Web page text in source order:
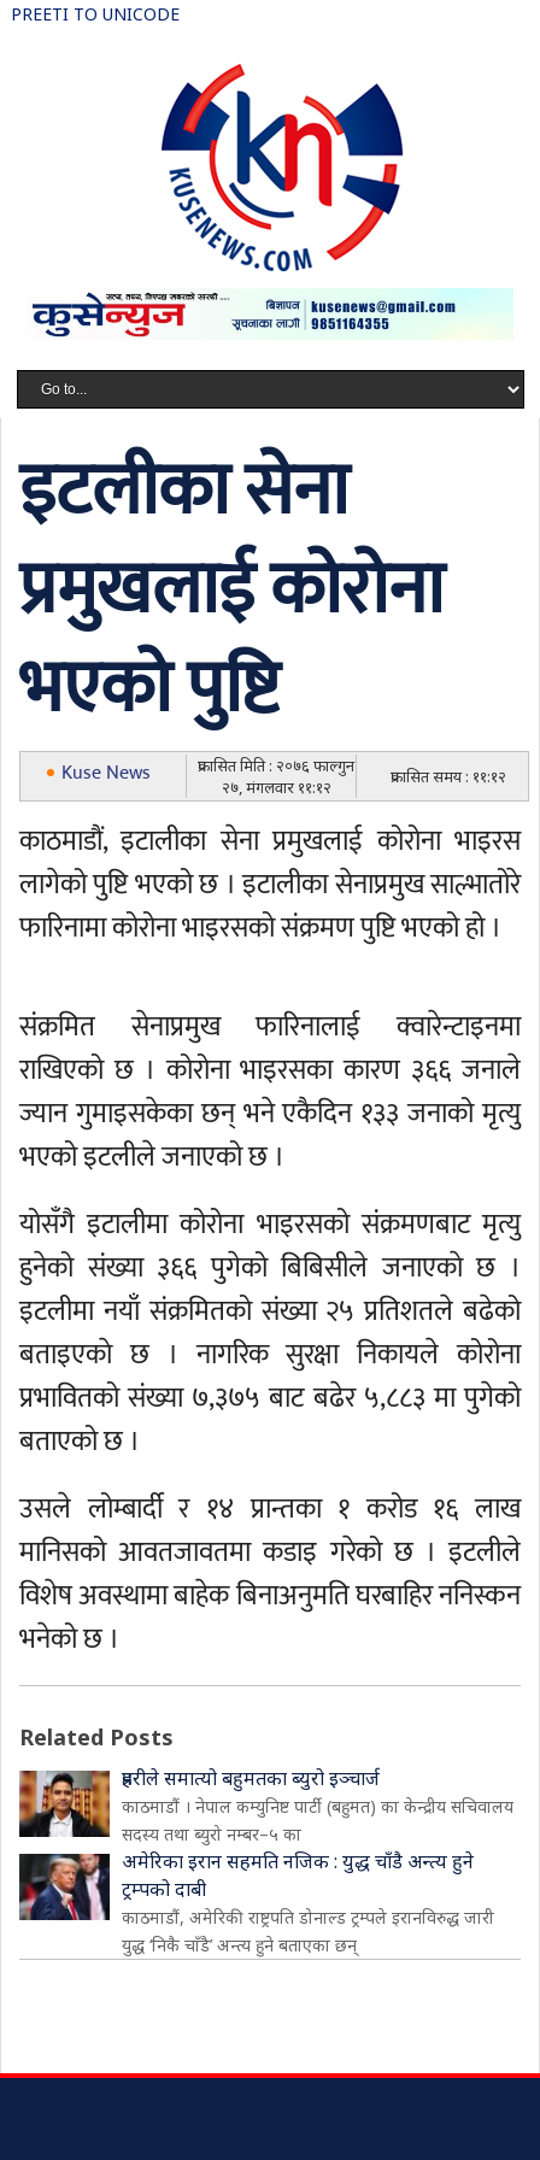
PREETI TO UNICODE
इटलीका सेना
प्रमुखलाई कोरोना
भएको पुष्टि
Kuse News
प्रकासित मिति : २०७६ फाल्गुन
२७, मंगलवार ११:१२
प्रकासित समय : ११:१२
काठमाडौं, इटालीका सेना प्रमुखलाई कोरोना भाइरस
लागेको पुष्टि भएको छ । इटालीका सेनाप्रमुख साल्भातोरे
फारिनामा कोरोना भाइरसको संक्रमण पुष्टि भएको हो ।
संक्रमित सेनाप्रमुख फारिनालाई क्वारेन्टाइनमा
राखिएको छ । कोरोना भाइरसका कारण ३६६ जनाले
ज्यान गुमाइसकेका छन् भने एकैदिन १३३ जनाको मृत्यु
भएको इटलीले जनाएको छ ।
योसँगै इटालीमा कोरोना भाइरसको संक्रमणबाट मृत्यु
हुनेको संख्या ३६६ पुगेको बिबिसीले जनाएकाे छ ।
इटलीमा नयाँ संक्रमितको संख्या २५ प्रतिशतले बढेको
बताइएकाे छ । नागरिक सुरक्षा निकायले कोरोना
प्रभावितको संख्या ७,३७५ बाट बढेर ५,८८३ मा पुगेको
बताएको छ ।
उसले लोम्बार्दी र १४ प्रान्तका १ करोड १६ लाख
मानिसको आवतजावतमा कडाइ गरेको छ । इटलीले
विशेष अवस्थामा बाहेक बिनाअनुमति घरबाहिर ननिस्कन
भनेको छ ।
Related Posts
प्रहरीले समात्यो बहुमतका ब्युरो इञ्चार्ज
काठमाडौं । नेपाल कम्युनिष्ट पार्टी (बहुमत) का केन्द्रीय सचिवालय
सदस्य तथा ब्युरो नम्बर–५ का
अमेरिका इरान सहमति नजिक : युद्ध चाँडै अन्त्य हुने
ट्रम्पको दाबी
काठमाडौं, अमेरिकी राष्ट्रपति डोनाल्ड ट्रम्पले इरानविरुद्ध जारी
युद्ध ‘निकै चाँडै’ अन्त्य हुने बताएका छन्